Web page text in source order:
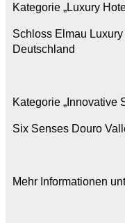
Kategorie „Luxury
Schloss Elmau
Deutschland
Kategorie „Innovative
Six Senses Douro
Mehr Informationen